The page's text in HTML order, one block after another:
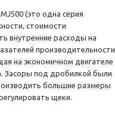
(это одна серия
стоимости
внутренние расходы на
производительности
на экономичном двигателе
Засоры под дробилкой были
большие размеры
щеки.